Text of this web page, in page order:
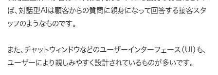
ば、対話型AIは顧客からの質問に親身になって回答する接客スタ
ッフのようなものです。
また、チャットウィンドウなどのユーザーインターフェース（UI）も、
ユーザーにより親しみやすく設計されているものが多いです。